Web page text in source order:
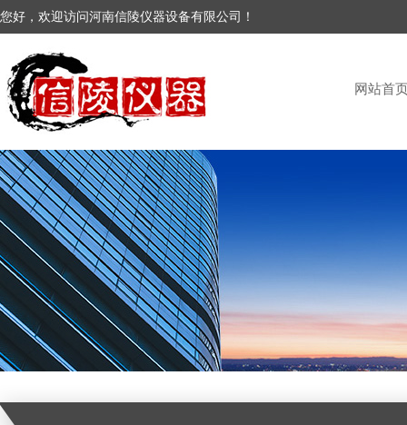
您好，欢迎访问河南信陵仪器设备有限公司！
网站首